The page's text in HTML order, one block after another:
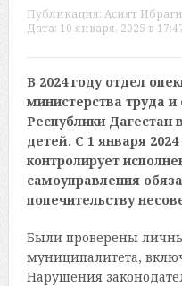
Публикация: Асият
Дата: 10 января, 2025 в
В 2024 году отдел
министерства труда и
Республики Дагестан
детей. С 1 января
контролирует
самоуправления
попечительству
Были проверены
муниципалитета,
Нарушения